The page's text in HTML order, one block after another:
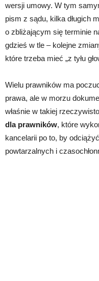
wersji umowy. W tym
pism z sądu, kilka długich
o zbliżającym się terminie
gdzieś w tle – kolejne
które trzeba mieć „z tyłu
Wielu prawników ma
prawa, ale w morzu
właśnie w takiej
dla prawników, które
kancelarii po to, by
powtarzalnych i